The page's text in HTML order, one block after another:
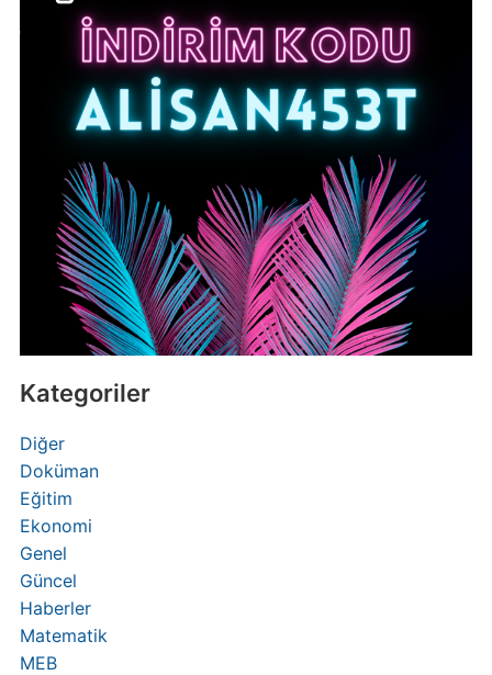
Kategoriler
Diğer
Doküman
Eğitim
Ekonomi
Genel
Güncel
Haberler
Matematik
MEB